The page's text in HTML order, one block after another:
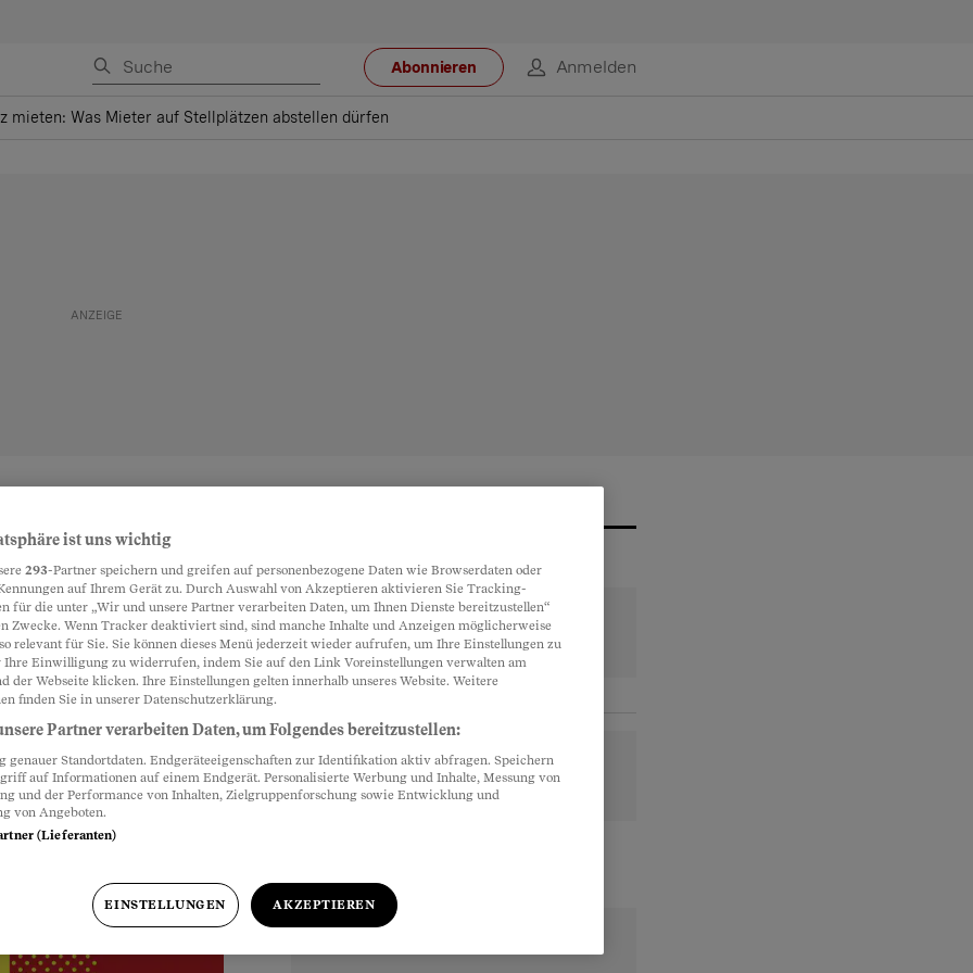
Abonnieren Anmelden
mieten: Was Mieter auf Stellplätzen abstellen dürfen
meinem
zusätzlich zum Auto
Ist das
ist uns wichtig
293-Partner speichern und greifen auf personenbezogene Daten wie Browserdaten oder
auf Ihrem Gerät zu. Durch Auswahl von Akzeptieren aktivieren Sie Tracking-
für die unter „Wir und unsere Partner verarbeiten Daten, um Ihnen Dienste bereitzustellen“
Zwecke. Wenn Tracker deaktiviert sind, sind manche Inhalte und Anzeigen möglicherweise
relevant für Sie. Sie können dieses Menü jederzeit wieder aufrufen, um Ihre Einstellungen zu
Ihre Einwilligung zu widerrufen, indem Sie auf den Link Voreinstellungen verwalten am
der Webseite klicken. Ihre Einstellungen gelten innerhalb unseres Website. Weitere
finden Sie in unserer Datenschutzerklärung.
Partner verarbeiten Daten, um Folgendes bereitzustellen:
genauer Standortdaten. Endgeräteeigenschaften zur Identifikation aktiv abfragen. Speichern
auf Informationen auf einem Endgerät. Personalisierte Werbung und Inhalte, Messung von
und der Performance von Inhalten, Zielgruppenforschung sowie Entwicklung und
von Angeboten.
(Lieferanten)
EINSTELLUNGEN AKZEPTIEREN